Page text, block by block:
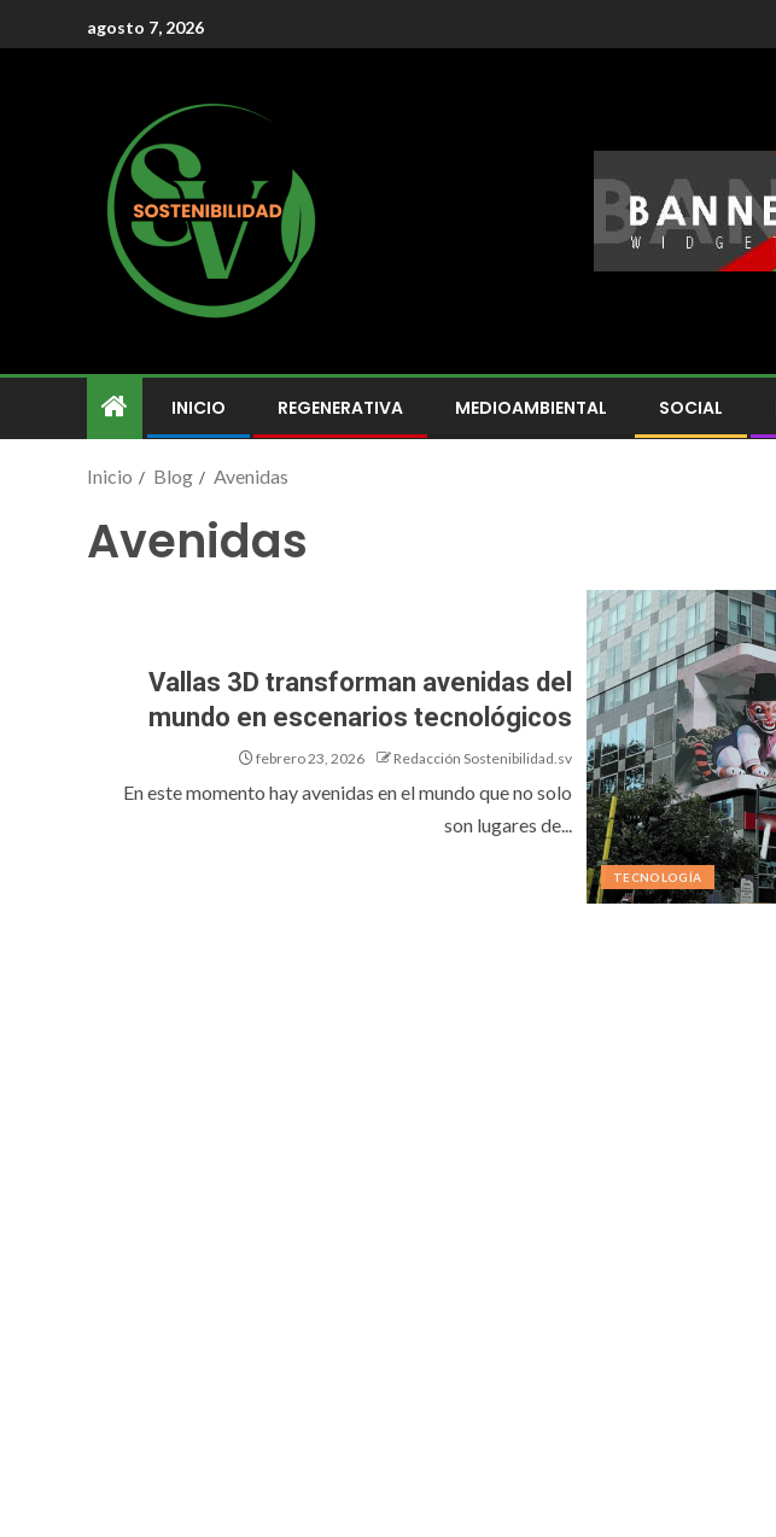
agosto 7, 2026
INICIO REGENERATIVA MEDIOAMBIENTAL SOCIAL
Inicio Blog Avenidas
Avenidas
TECNOLOGÍA
Vallas 3D transforman avenidas del
mundo en escenarios tecnológicos
febrero 23, 2026 Redacción Sostenibilidad.sv
En este momento hay avenidas en el mundo que no solo
son lugares de...